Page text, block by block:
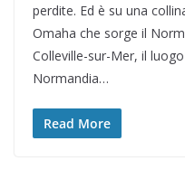
perdite. Ed è su una
Omaha che sorge il
Colleville-sur-Mer, il
Normandia…
Read More